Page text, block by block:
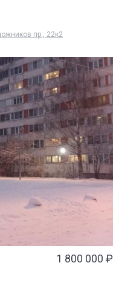
пр., 22к2
1 800 000 ₽